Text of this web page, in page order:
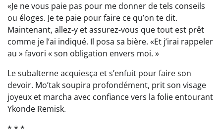
«Je ne vous paie pas pour me donner de tels conseils
ou éloges. Je te paie pour faire ce qu’on te dit.
Maintenant, allez-y et assurez-vous que tout est prêt
comme je l’ai indiqué. Il posa sa bière. «Et j’irai rappeler
au » favori « son obligation envers moi. »
Le subalterne acquiesça et s’enfuit pour faire son
devoir. Mo’tak soupira profondément, prit son visage
joyeux et marcha avec confiance vers la folie entourant
Ykonde Remisk.
* * *